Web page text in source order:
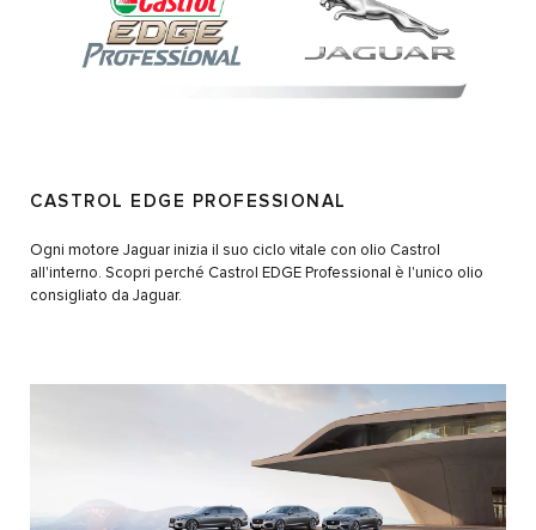
CASTROL EDGE PROFESSIONAL
Ogni motore Jaguar inizia il suo ciclo vitale con olio Castrol
all'interno. Scopri perché Castrol EDGE Professional è l'unico olio
consigliato da Jaguar.